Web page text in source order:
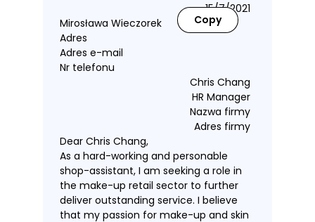
Copy
15/7/2021
Mirosława Wieczorek
Adres
Adres e-mail
Nr telefonu
Chris Chang
HR Manager
Nazwa firmy
Adres firmy
Dear Chris Chang,
As a hard-working and personable
shop-assistant, I am seeking a role in
the make-up retail sector to further
deliver outstanding service. I believe
that my passion for make-up and skin